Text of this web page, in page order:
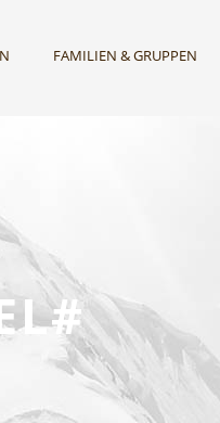
FAMILIEN & GRUPPEN